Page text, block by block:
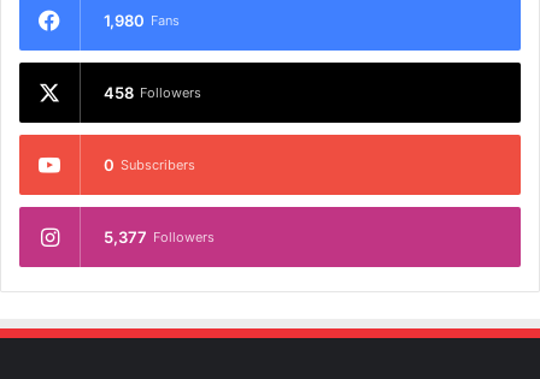
1,980 Fans
458 Followers
0 Subscribers
5,377 Followers